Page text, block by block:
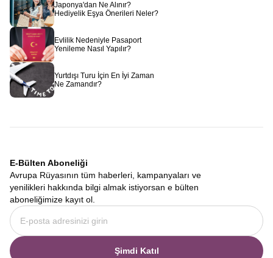
Japonya'dan Ne Alınır?
Hediyelik Eşya Önerileri Neler?
Evlilik Nedeniyle Pasaport
Yenileme Nasıl Yapılır?
Yurtdışı Turu İçin En İyi Zaman
Ne Zamandır?
E-Bülten Aboneliği
Avrupa Rüyasının tüm haberleri, kampanyaları ve
yenilikleri hakkında bilgi almak istiyorsan e bülten
aboneliğimize kayıt ol.
Şimdi Katıl